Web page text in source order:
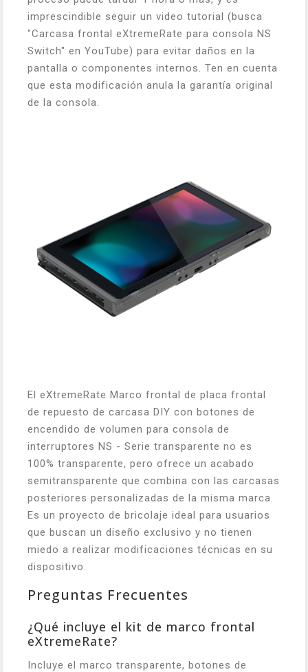
imprescindible seguir un video tutorial (busca
"Carcasa frontal eXtremeRate para consola NS
Switch" en YouTube) para evitar daños en la
pantalla o componentes internos. Ten en cuenta
que esta modificación anula la garantía original
de la consola.
El eXtremeRate Marco frontal de placa frontal
de repuesto de carcasa DIY con botones de
encendido de volumen para consola de
interruptores NS - Serie transparente no es
100% transparente, pero ofrece un acabado
semitransparente que combina con las carcasas
posteriores personalizadas de la misma marca.
Es un proyecto de bricolaje ideal para usuarios
que buscan un diseño exclusivo y no tienen
miedo a realizar modificaciones técnicas en su
dispositivo.
Preguntas Frecuentes
¿Qué incluye el kit de marco frontal
eXtremeRate?
Incluye el marco transparente, botones de